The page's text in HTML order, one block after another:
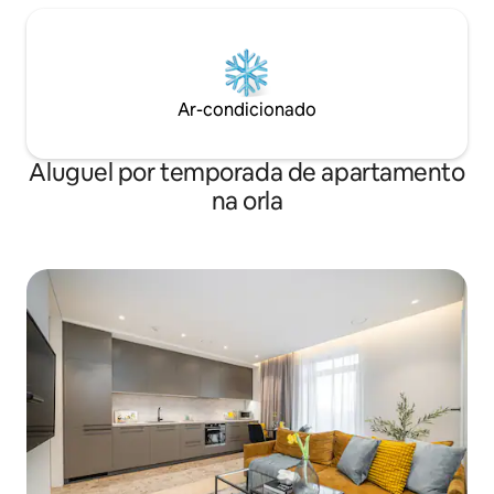
Ar-condicionado
Aluguel por temporada de apartamento
na orla